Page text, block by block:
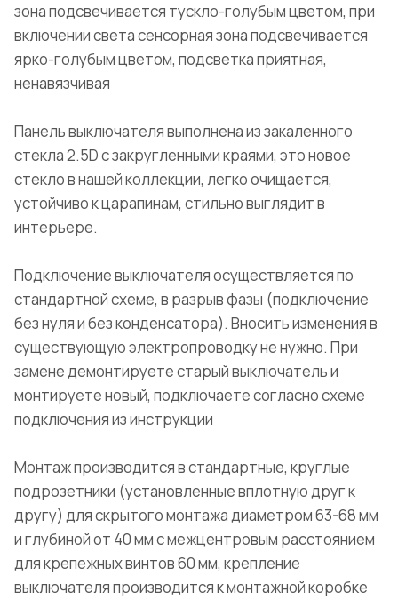
зона подсвечивается тускло-голубым цветом, при
включении света сенсорная зона подсвечивается
ярко-голубым цветом, подсветка приятная,
ненавязчивая
Панель выключателя выполнена из закаленного
стекла 2.5D с закругленными краями, это новое
стекло в нашей коллекции, легко очищается,
устойчиво к царапинам, стильно выглядит в
интерьере.
Подключение выключателя осуществляется по
стандартной схеме, в разрыв фазы (подключение
без нуля и без конденсатора). Вносить изменения в
существующую электропроводку не нужно. При
замене демонтируете старый выключатель и
монтируете новый, подключаете согласно схеме
подключения из инструкции
Монтаж производится в стандартные, круглые
подрозетники (установленные вплотную друг к
другу) для скрытого монтажа диаметром 63-68 мм
и глубиной от 40 мм с межцентровым расстоянием
для крепежных винтов 60 мм, крепление
выключателя производится к монтажной коробке